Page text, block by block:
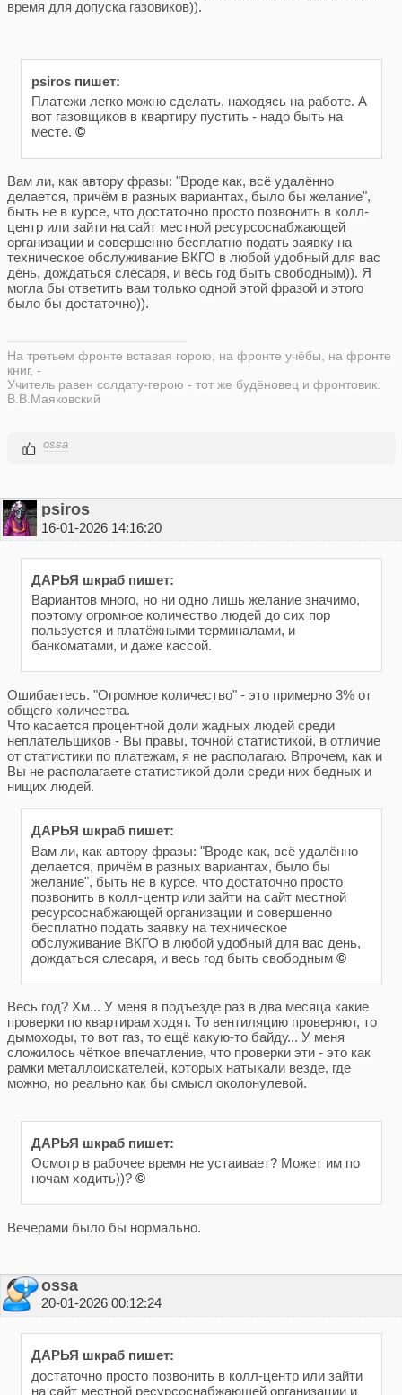
время для допуска газовиков)).
psiros пишет:
Платежи легко можно сделать, находясь на работе. А
вот газовщиков в квартиру пустить - надо быть на
месте. ©
Вам ли, как автору фразы: "Вроде как, всё удалённо
делается, причём в разных вариантах, было бы желание",
быть не в курсе, что достаточно просто позвонить в колл-
центр или зайти на сайт местной ресурсоснабжающей
организации и совершенно бесплатно подать заявку на
техническое обслуживание ВКГО в любой удобный для вас
день, дождаться слесаря, и весь год быть свободным)). Я
могла бы ответить вам только одной этой фразой и этого
было бы достаточно)).
На третьем фронте вставая горою, на фронте учёбы, на фронте
книг, -
Учитель равен солдату-герою - тот же будёновец и фронтовик.
В.В.Маяковский
ossa
psiros
16-01-2026 14:16:20
ДАРЬЯ шкраб пишет:
Вариантов много, но ни одно лишь желание значимо,
поэтому огромное количество людей до сих пор
пользуется и платёжными терминалами, и
банкоматами, и даже кассой.
Ошибаетесь. "Огромное количество" - это примерно 3% от
общего количества.
Что касается процентной доли жадных людей среди
неплательщиков - Вы правы, точной статистикой, в отличие
от статистики по платежам, я не располагаю. Впрочем, как и
Вы не располагаете статистикой доли среди них бедных и
нищих людей.
ДАРЬЯ шкраб пишет:
Вам ли, как автору фразы: "Вроде как, всё удалённо
делается, причём в разных вариантах, было бы
желание", быть не в курсе, что достаточно просто
позвонить в колл-центр или зайти на сайт местной
ресурсоснабжающей организации и совершенно
бесплатно подать заявку на техническое
обслуживание ВКГО в любой удобный для вас день,
дождаться слесаря, и весь год быть свободным ©
Весь год? Хм... У меня в подъезде раз в два месяца какие
проверки по квартирам ходят. То вентиляцию проверяют, то
дымоходы, то вот газ, то ещё какую-то байду... У меня
сложилось чёткое впечатление, что проверки эти - это как
рамки металлоискателей, которых натыкали везде, где
можно, но реально как бы смысл околонулевой.
ДАРЬЯ шкраб пишет:
Осмотр в рабочее время не устаивает? Может им по
ночам ходить))? ©
Вечерами было бы нормально.
ossa
20-01-2026 00:12:24
ДАРЬЯ шкраб пишет:
достаточно просто позвонить в колл-центр или зайти
на сайт местной ресурсоснабжающей организации и